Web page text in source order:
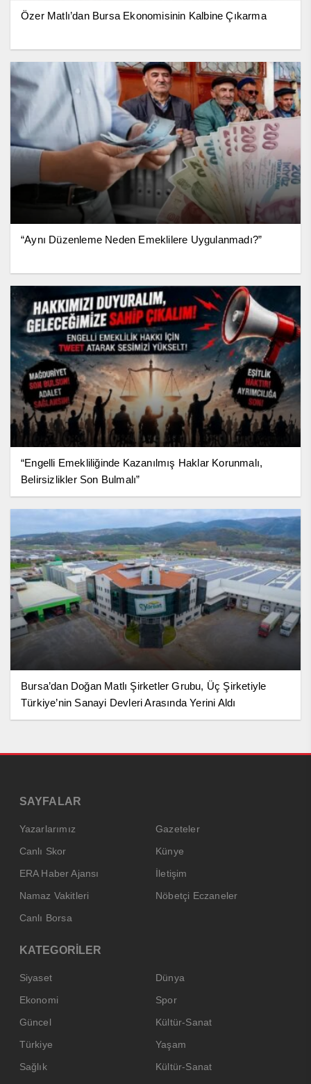
Özer Matlı’dan Bursa Ekonomisinin Kalbine Çıkarma
“Aynı Düzenleme Neden Emeklilere Uygulanmadı?”
“Engelli Emekliliğinde Kazanılmış Haklar Korunmalı,
Belirsizlikler Son Bulmalı”
Bursa’dan Doğan Matlı Şirketler Grubu, Üç Şirketiyle
Türkiye’nin Sanayi Devleri Arasında Yerini Aldı
SAYFALAR
Yazarlarımız
Gazeteler
Canlı Skor
Künye
ERA Haber Ajansı
İletişim
Namaz Vakitleri
Nöbetçi Eczaneler
Canlı Borsa
KATEGORİLER
Siyaset
Dünya
Ekonomi
Spor
Güncel
Kültür-Sanat
Türkiye
Yaşam
Sağlık
Kültür-Sanat